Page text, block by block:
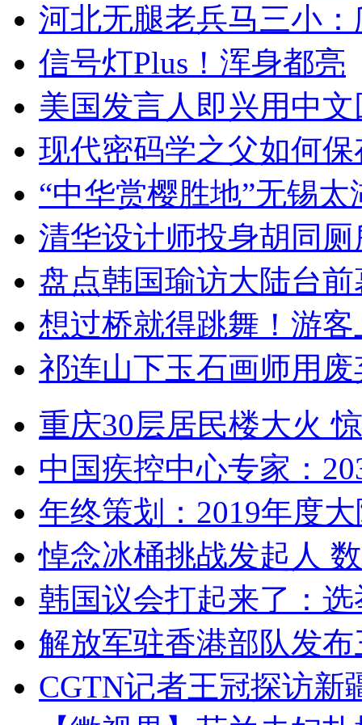
河北无腿老兵马三小
信号灯Plus！浑身都亮
美国发言人即兴用中
现代密码学之父如何
“中华赏樱胜地”无锡
清华设计师投身胡同
盘点韩国瑜访大陆台
想过桥就得跳舞！游客
祁连山下玉石画师用
重庆30层居民楼大火
中国疾控中心专家：
年终策划：2019年度
悼念冰桶挑战发起人
韩国议会打起来了：
解放军驻香港部队发
CGTN记者王冠探访新